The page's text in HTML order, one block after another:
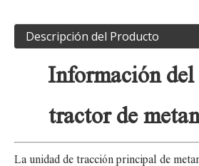
Descripción del Producto
Información
tractor de
La unidad de tracción principal de